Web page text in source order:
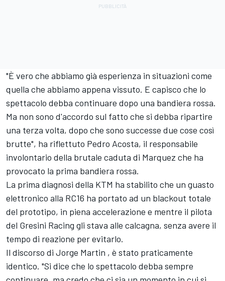
"È vero che abbiamo già esperienza in situazioni come
quella che abbiamo appena vissuto. E capisco che lo
spettacolo debba continuare dopo una bandiera rossa.
Ma non sono d'accordo sul fatto che si debba ripartire
una terza volta, dopo che sono successe due cose così
brutte", ha riflettuto Pedro Acosta, il responsabile
involontario della brutale caduta di Marquez che ha
provocato la prima bandiera rossa.
La prima diagnosi della KTM ha stabilito che un guasto
elettronico alla RC16 ha portato ad un blackout totale
del prototipo, in piena accelerazione e mentre il pilota
del Gresini Racing gli stava alle calcagna, senza avere il
tempo di reazione per evitarlo.
Il discorso di Jorge Martin , è stato praticamente
identico. "Si dice che lo spettacolo debba sempre